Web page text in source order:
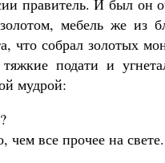
правитель. И был он
мебель же из
что собрал золотых
подати и
мудрой:
все прочее на свете.